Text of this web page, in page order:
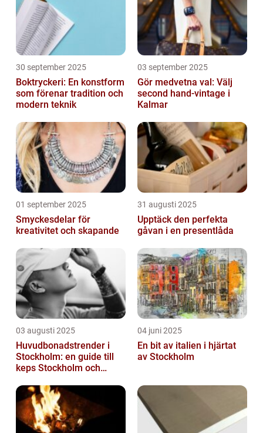
30 september 2025
Boktryckeri: En konstform
som förenar tradition och
modern teknik
03 september 2025
Gör medvetna val: Välj
second hand-vintage i
Kalmar
01 september 2025
Smyckesdelar för
kreativitet och skapande
31 augusti 2025
Upptäck den perfekta
gåvan i en presentlåda
03 augusti 2025
Huvudbonadstrender i
Stockholm: en guide till
keps Stockholm och
04 juni 2025
En bit av italien i hjärtat
av Stockholm